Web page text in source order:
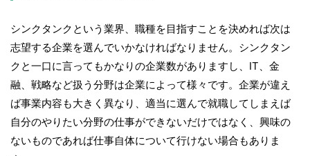
シンクタンクという業界、職種を目指すことを決めれば次は
志望する企業を選んでいかなければなりません。シンクタン
クと一口に言ってもかなりの企業数がありますし、IT、金
融、戦略など扱う分野は企業によって様々です。企業が違え
ば事業内容も大きく異なり、適当に選んで就職してしまえば
自分のやりたい分野の仕事ができないだけではなく、興味の
ないものであれば仕事自体について行けない場合もありま